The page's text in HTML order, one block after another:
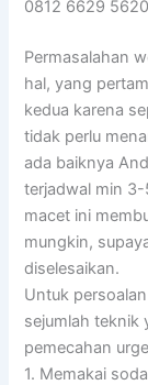
0812 6629 5620
Permasalahan
hal, yang
kedua karena
tidak perlu
ada baiknya
terjadwal min
macet ini
mungkin,
diselesaikan.
Untuk
sejumlah teknik
pemecahan
1. Memakai